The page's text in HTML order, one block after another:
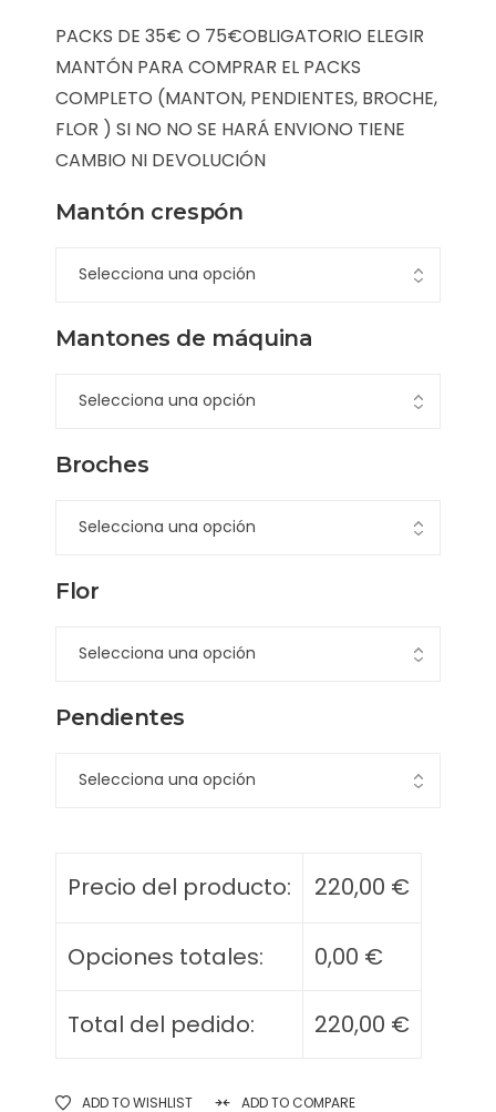
PACKS DE 35€ O 75€OBLIGATORIO ELEGIR
MANTÓN PARA COMPRAR EL PACKS
COMPLETO (MANTON, PENDIENTES, BROCHE,
FLOR ) SI NO NO SE HARÁ ENVIONO TIENE
CAMBIO NI DEVOLUCIÓN
Mantón crespón
Mantones de máquina
Broches
Flor
Pendientes
Precio del producto: 220,00 €
Opciones totales: 0,00 €
Total del pedido: 220,00 €
ADD TO WISHLIST ADD TO COMPARE